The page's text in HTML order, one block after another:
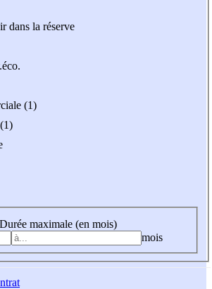
dans la réserve
(1)
Durée maximale (en mois)
mois